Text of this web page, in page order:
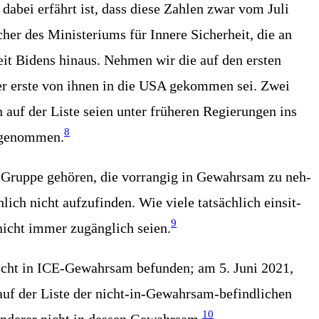
erfährt ist, dass die­se Zah­len zwar vom Juli
des Minis­te­ri­ums für Inne­re Sicher­heit, die an
Bidens hin­aus. Neh­men wir die auf den ers­ten
ers­te von ihnen in die USA gekom­men sei. Zwei
der Lis­te sei­en unter frü­he­ren Regie­run­gen ins
8
gehö­ren, die vor­ran­gig in Gewahr­sam zu neh­
nicht auf­zu­fin­den. Wie vie­le tat­säch­lich ein­sit­
immer zugäng­lich sei­en.9
in ICE-Gewahr­sam befun­den; am 5. Juni 2021,
der Lis­te der nicht-in-Gewahr­sam-befind­li­chen
10